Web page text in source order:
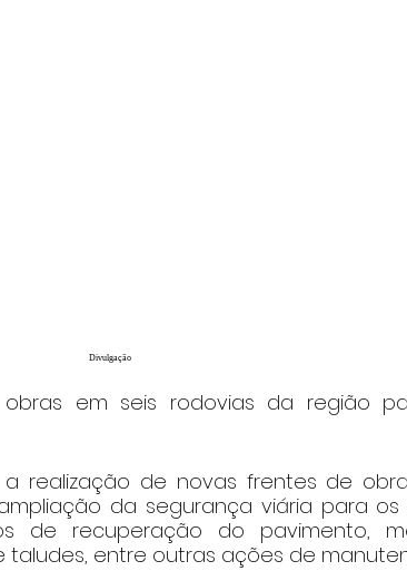
Divulgação
obras em seis rodovias da região
a realização de novas frentes de
da segurança viária para os
de recuperação do pavimento,
taludes, entre outras ações de